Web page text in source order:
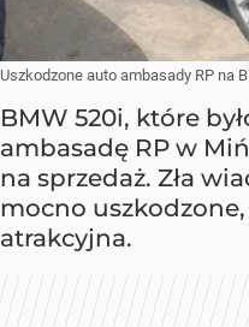
Uszkodzone auto ambasady RP na
BMW 520i, które
ambasadę RP w
na sprzedaż. Zła
mocno
atrakcyjna.